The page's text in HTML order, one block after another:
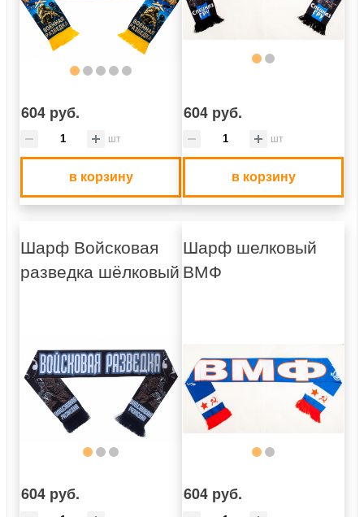
604 руб.
шт
в корзину
604 руб.
шт
в корзину
Шарф Войсковая
разведка шёлковый
604 руб.
Шарф шелковый
ВМФ
604 руб.